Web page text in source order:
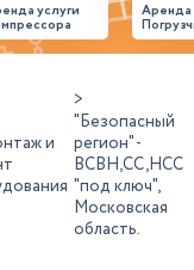
услуги
и
"Безопасный
регион" -
ВСВН,СС,НСС
"под ключ",
Московская
область.